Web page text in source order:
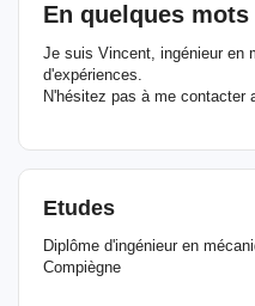
En quelques mots
Je suis Vincent, ingénieur en
d'expériences.
N'hésitez pas à me contacter
Etudes
Diplôme d'ingénieur en
Compiègne